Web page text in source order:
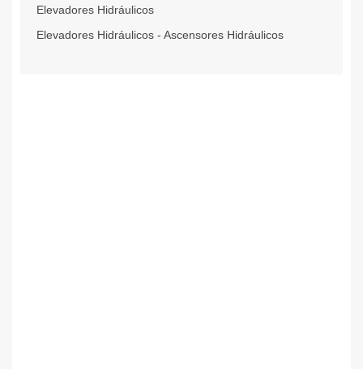
Elevadores Hidráulicos
Elevadores Hidráulicos - Ascensores Hidráulicos